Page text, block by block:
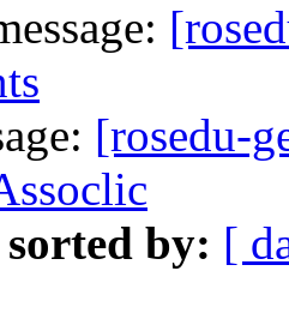
[rosedu-
sorted by: [